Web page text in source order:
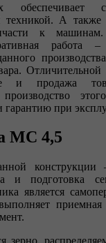
техникой. А также
к
работа –
Отличительной
и продажа
производство
при
МС 4,5
конструкции
и подготовка
является